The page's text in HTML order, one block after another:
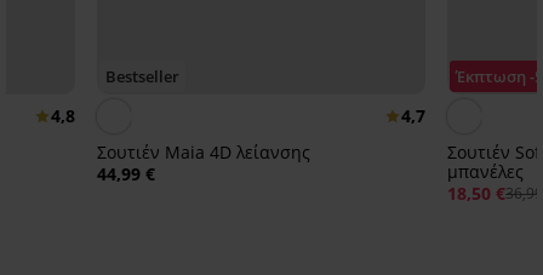
4,8
Bestseller
4,7
Σουτιέν Maia 4D λείανσης
44,99 €
Έκπτωση -
Σουτιέν
μπανέλες
18,50 €